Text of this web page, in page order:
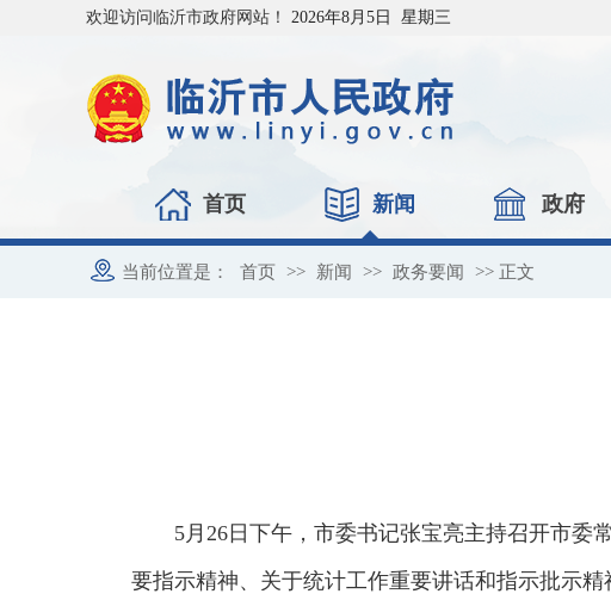
欢迎访问临沂市政府网站！ 2026年8月5日 星期三
首页 新闻 政府
当前位置是： 首页 >> 新闻 >> 政务要闻 >> 正文
5月26日下午，市委书记张宝亮主持召开市委
要指示精神、关于统计工作重要讲话和指示批示